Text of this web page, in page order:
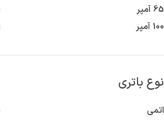
65 آمپر
100 آمپر
نوع باتری
اتمی